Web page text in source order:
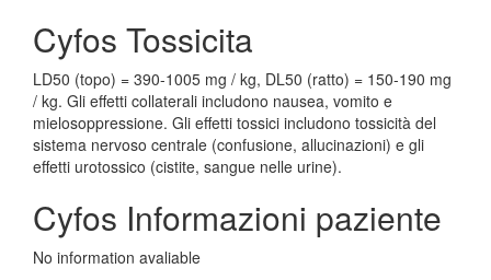
Cyfos Tossicita
LD50 (topo) = 390-1005 mg / kg, DL50 (ratto) = 150-190 mg
/ kg. Gli effetti collaterali includono nausea, vomito e
mielosoppressione. Gli effetti tossici includono tossicità del
sistema nervoso centrale (confusione, allucinazioni) e gli
effetti urotossico (cistite, sangue nelle urine).
Cyfos Informazioni paziente
No information avaliable